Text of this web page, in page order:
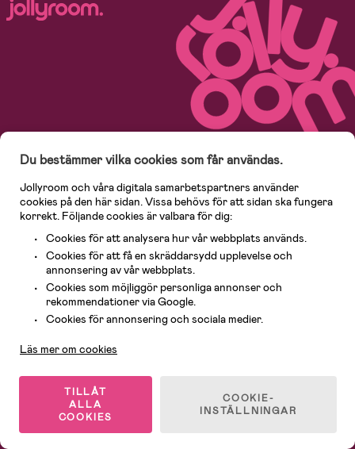
Kundservice
Köpvillkor
Mina fakturor
Cookie settings
Vårt ansvar
Ångerrätt, retur och garanti
Leverans
Handla och betala
Våra butiker
Lediga tjänster
Bli nyhetsbrevprenumerant och få 150 kr i välkomsterbjudande!
Du bestämmer vilka cookies som får användas.
Jollyroom och våra digitala samarbetspartners använder
cookies på den här sidan. Vissa behövs för att sidan ska fungera
korrekt. Följande cookies är valbara för dig:
Cookies för att analysera hur vår webbplats används.
Cookies för att få en skräddarsydd upplevelse och
annonsering av vår webbplats.
Cookies som möjliggör personliga annonser och
rekommendationer via Google.
Cookies för annonsering och sociala medier.
Läs mer om cookies
TILLÅT
ALLA
COOKIES
COOKIE-
INSTÄLLNINGAR